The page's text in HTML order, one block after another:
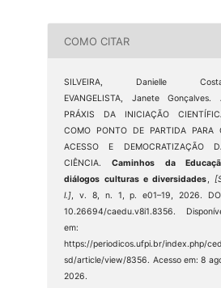
COMO CITAR
SILVEIRA, Danielle
EVANGELISTA, Janete Gonçalves.
PRÁXIS DA INICIAÇÃO
COMO PONTO DE PARTIDA PARA
ACESSO E DEMOCRATIZAÇÃO
CIÊNCIA.Caminhos da
diálogos culturas e diversidades,
l.], v. 8, n. 1, p. e01–19, 2026.
10.26694/caedu.v8i1.8356.
em:
https://periodicos.ufpi.br/index.php/
sd/article/view/8356. Acesso em: 8
2026.